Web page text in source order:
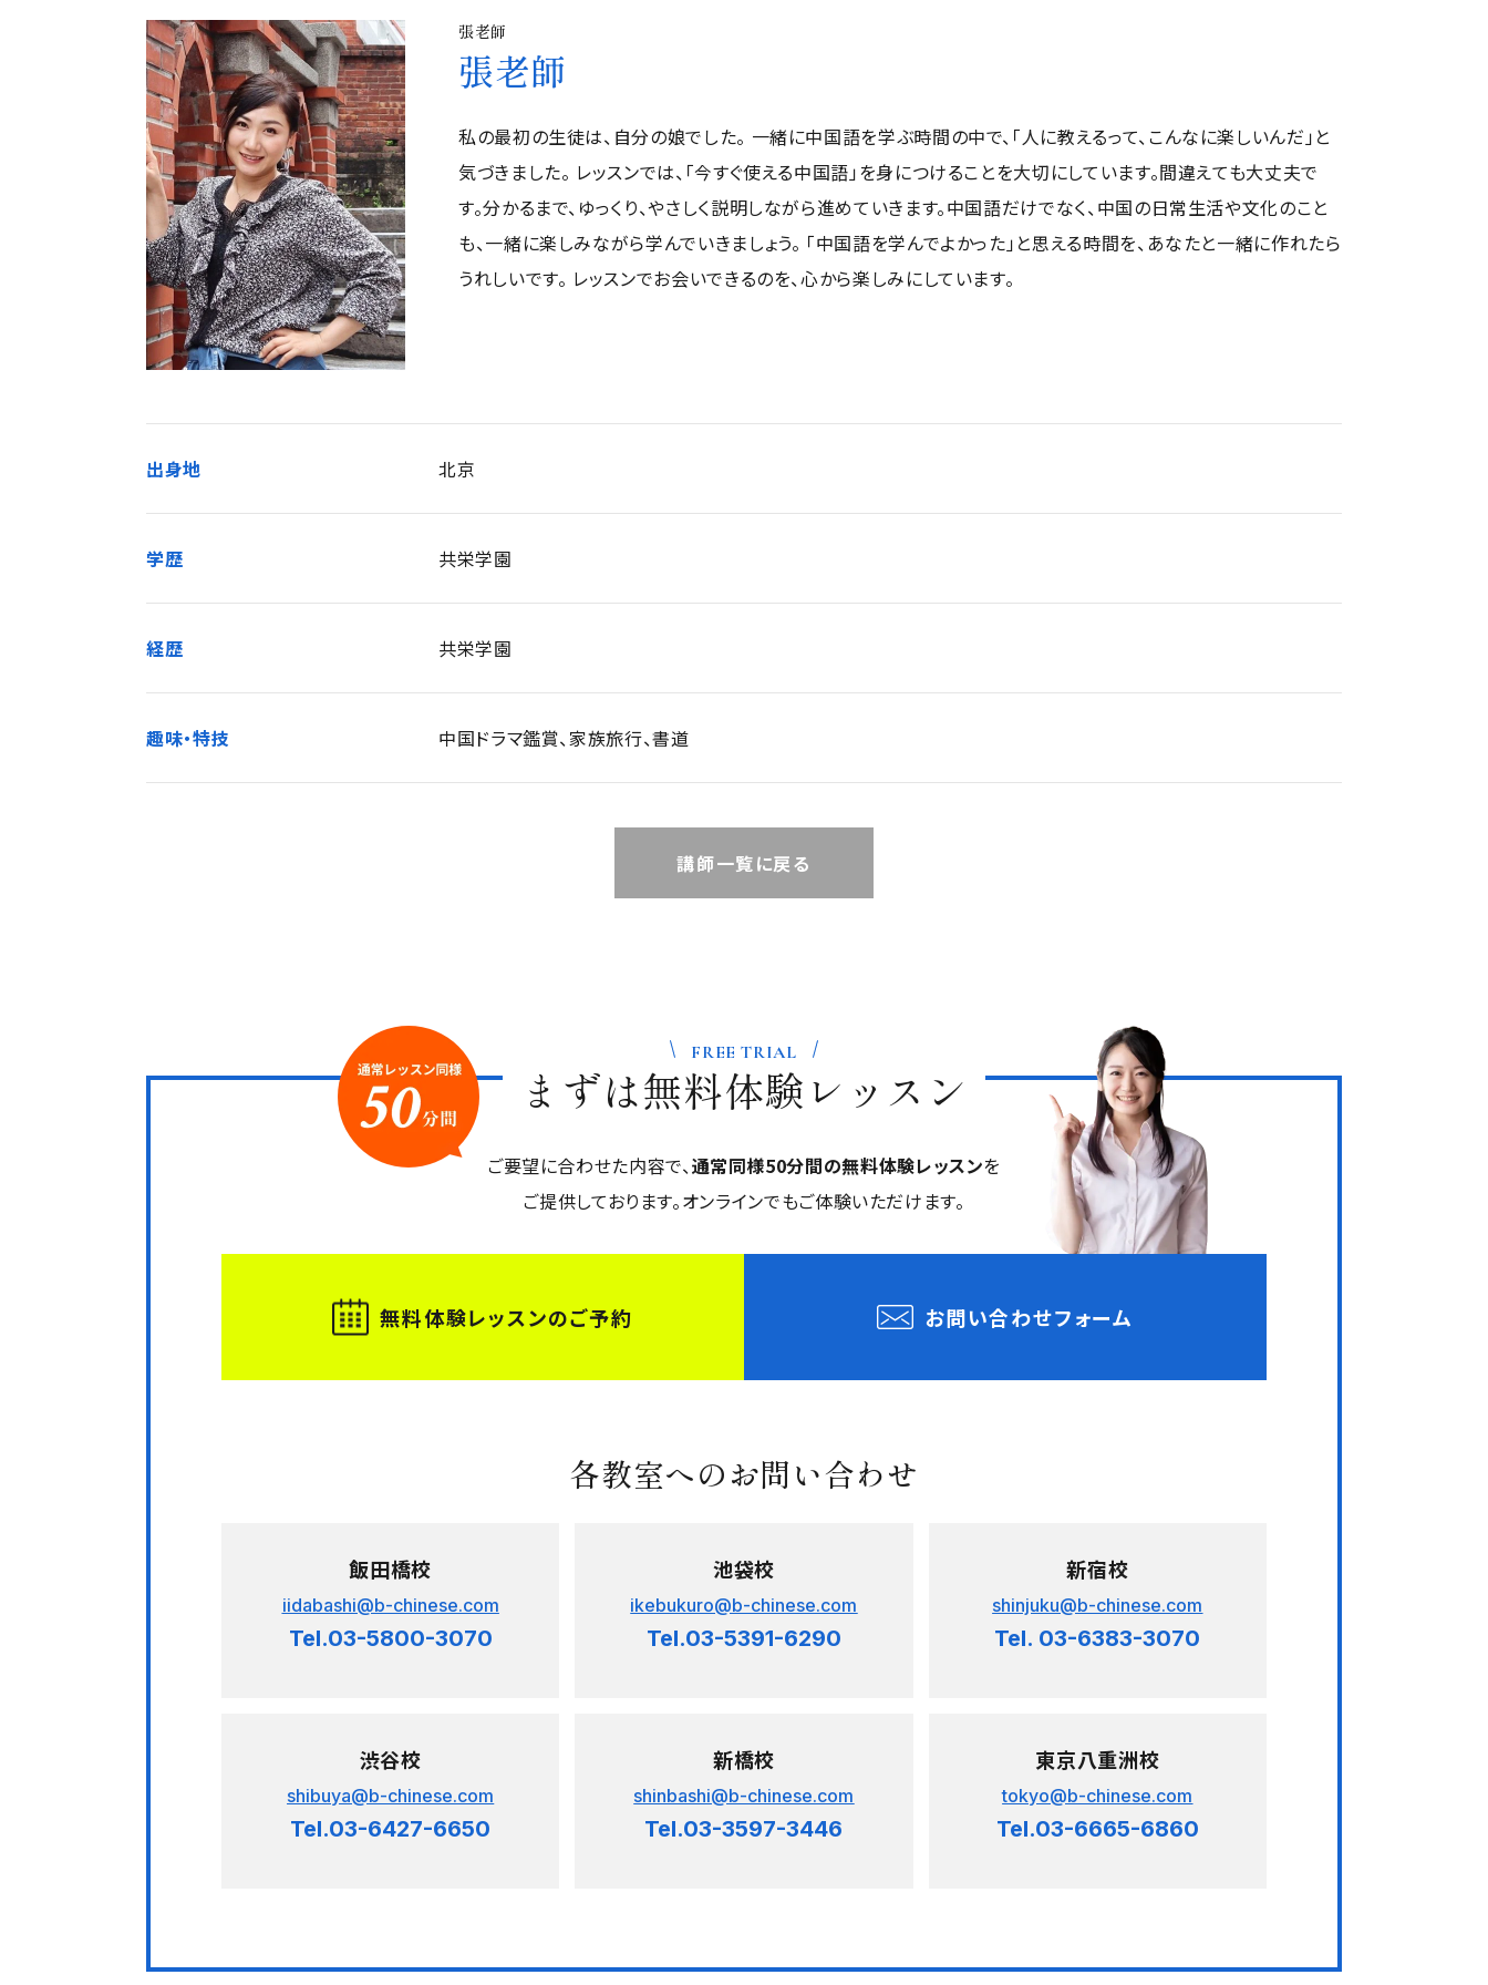
張老師
張老師
私の最初の生徒は、自分の娘でした。 一緒に中国語を学ぶ時間の中で、「人に教えるって、こんなに楽しいんだ」と
気づきました。 レッスンでは、「今すぐ使える中国語」を身につけることを大切にしています。間違えても大丈夫で
す。分かるまで、ゆっくり、やさしく説明しながら進めていきます。中国語だけでなく、中国の日常生活や文化のこと
も、一緒に楽しみながら学んでいきましょう。 「中国語を学んでよかった」と思える時間を、あなたと一緒に作れたら
うれしいです。 レッスンでお会いできるのを、心から楽しみにしています。
出身地 北京
学歴 共栄学園
経歴 共栄学園
趣味・特技 中国ドラマ鑑賞、家族旅行、書道
講師一覧に戻る
FREE TRIAL
まずは無料体験レッスン
ご要望に合わせた内容で、通常同様50分間の無料体験レッスンを
ご提供しております。オンラインでもご体験いただけます。
無料体験レッスンのご予約 お問い合わせフォーム
各教室へのお問い合わせ
飯田橋校
iidabashi@b-chinese.com
Tel.03-5800-3070
池袋校
ikebukuro@b-chinese.com
Tel.03-5391-6290
新宿校
shinjuku@b-chinese.com
Tel. 03-6383-3070
渋谷校
shibuya@b-chinese.com
Tel.03-6427-6650
新橋校
shinbashi@b-chinese.com
Tel.03-3597-3446
東京八重洲校
tokyo@b-chinese.com
Tel.03-6665-6860